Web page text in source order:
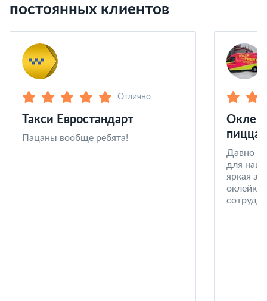
постоянных клиентов
Отлично
Такси Евростандарт
Пацаны вообще ребята!
пицца
Давно
для
яркая
оклейке